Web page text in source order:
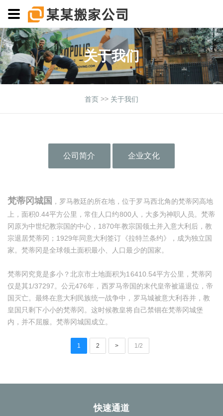
关于我们
首页>> 关于我们
公司简介 企业文化
梵蒂冈城国 ，罗马教廷的所在地，位于罗马西北角的梵蒂冈高地
上，面积0.44平方公里，常住人口约800人，大多为神职人员。梵蒂
冈原为中世纪教宗国的中心，1870年教宗国领土并入意大利后，教
宗退居梵蒂冈；1929年同意大利签订《拉特兰条约》，成为独立国
家。梵蒂冈是全球领土面积最小、人口最少的国家。
梵蒂冈究竟是多小？北京市土地面积为16410.54平方公里，梵蒂冈
仅是其1/37297。公元476年，西罗马帝国的末代皇帝被逼退位，帝
国灭亡。最终在意大利民族统一战争中，罗马城被意大利吞并，教
皇国只剩下小小的梵蒂冈。这时候教皇将自己禁锢在梵蒂冈城堡
内，并不屈服。梵蒂冈城国成立。
1 2 > 1/2
快速通道